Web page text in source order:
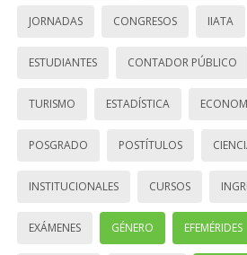
JORNADAS CONGRESOS IIATA
ESTUDIANTES CONTADOR PÚBLICO
TURISMO ESTADÍSTICA
POSGRADO POSTÍTULOS
INSTITUCIONALES CURSOS
EXÁMENES GÉNERO EFEMÉRIDES